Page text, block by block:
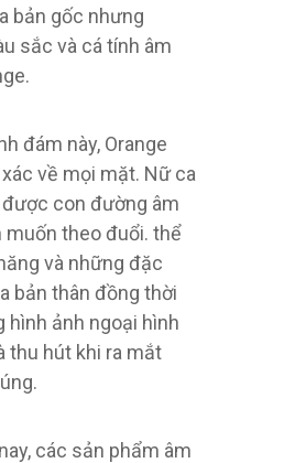
bản gốc nhưng
sắc và cá tính âm
đám này, Orange
về mọi mặt. Nữ ca
con đường âm
muốn theo đuổi. thể
và những đặc
bản thân đồng thời
hình ảnh ngoại hình
thu hút khi ra mắt
các sản phẩm âm